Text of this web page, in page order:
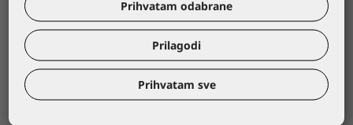
Prihvatam odabrane
Prilagodi
Prihvatam sve